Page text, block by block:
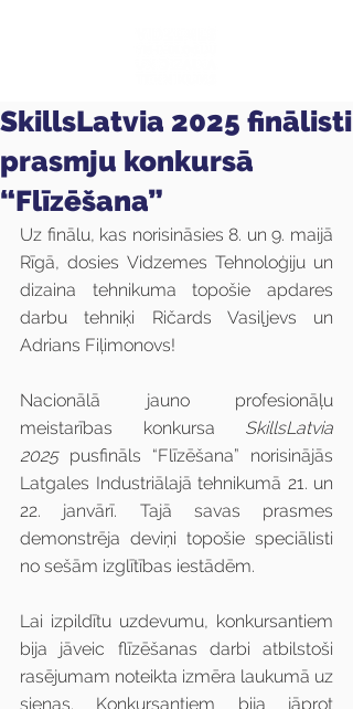
SkillsLatvia 2025 finālisti
prasmju konkursā
“Flīzēšana”
Uz finālu, kas norisināsies 8. un 9. maijā
Rīgā, dosies Vidzemes Tehnoloģiju un
dizaina tehnikuma topošie apdares
darbu tehniķi Ričards Vasiļjevs un
Adrians Fiļimonovs!
Nacionālā jauno profesionāļu
meistarības konkursa SkillsLatvia
2025 pusfināls “Flīzēšana” norisinājās
Latgales Industriālajā tehnikumā 21. un
22. janvārī. Tajā savas prasmes
demonstrēja deviņi topošie speciālisti
no sešām izglītības iestādēm.
Lai izpildītu uzdevumu, konkursantiem
bija jāveic flīzēšanas darbi atbilstoši
rasējumam noteikta izmēra laukumā uz
sienas. Konkursantiem bija jāprot